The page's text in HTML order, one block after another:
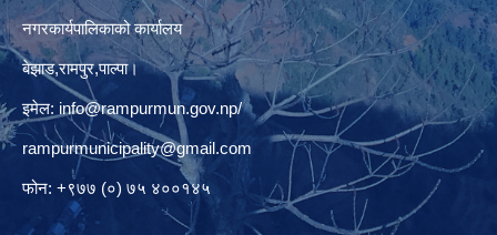
नगरकार्यपालिकाको कार्यालय
बेझाड,रामपुर,पाल्पा।
इमेल: info@rampurmun.gov.np/
rampurmunicipality@gmail.com
फोन: +९७७ (०) ७५ ४००१४५